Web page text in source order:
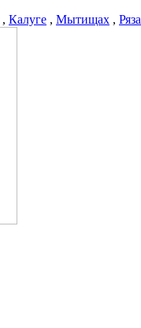
, Калуге , Мытищах ,